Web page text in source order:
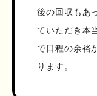
後の回収もあ
ていただき本
で日程の余裕
ります。